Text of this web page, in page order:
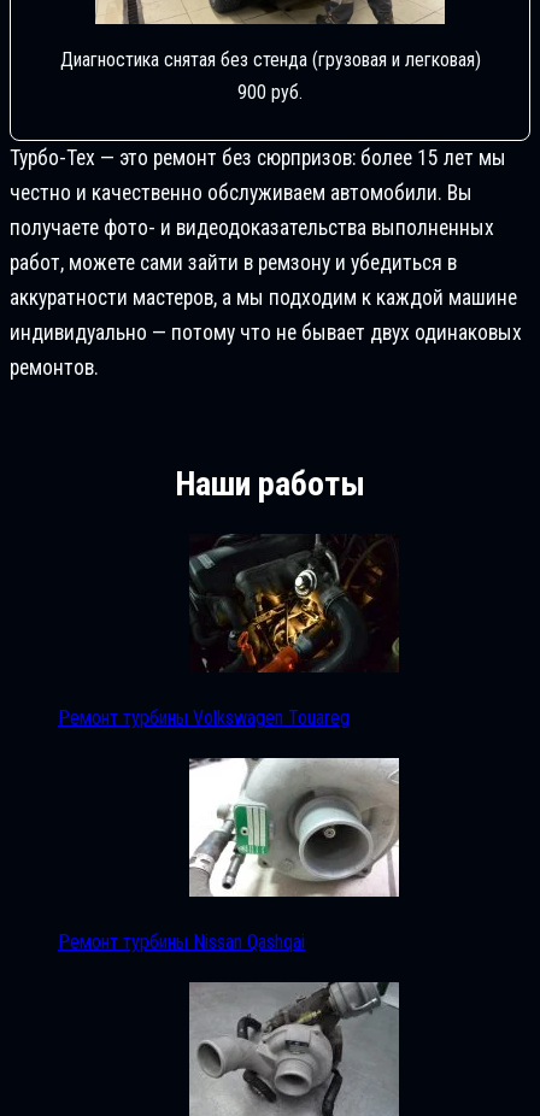
Диагностика снятая без стенда (грузовая и легковая)
900 руб.
Турбо-Тех — это ремонт без сюрпризов: более 15 лет мы
честно и качественно обслуживаем автомобили. Вы
получаете фото- и видеодоказательства выполненных
работ, можете сами зайти в ремзону и убедиться в
аккуратности мастеров, а мы подходим к каждой машине
индивидуально — потому что не бывает двух одинаковых
ремонтов.
Наши работы
Ремонт турбины Volkswagen Touareg
Ремонт турбины Nissan Qashqai